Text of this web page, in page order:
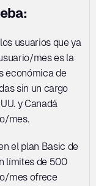
usuarios que ya
mes es la
económica de
sin un cargo
y Canadá
mes.
el plan Basic de
límites de 500
mes ofrece